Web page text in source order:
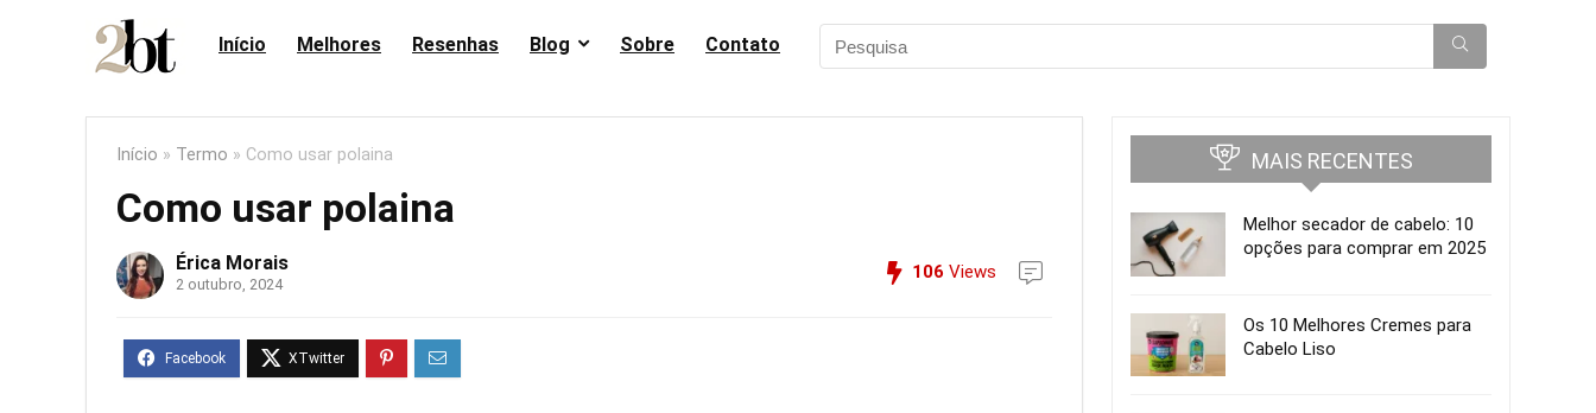
Início Melhores Resenhas Blog Sobre Contato
Início » Termo » Como usar polaina
Como usar polaina
Érica Morais
2 outubro, 2024
106 Views
MAIS RECENTES
Melhor secador de cabelo: 10
opções para comprar em 2025
Os 10 Melhores Cremes para
Cabelo Liso